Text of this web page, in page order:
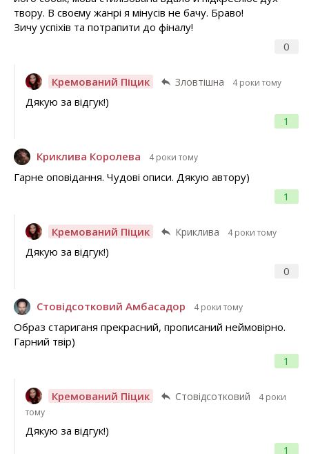
0
твору. В своєму жанрі я мінусів не бачу. Браво!
Зичу успіхів та потрапити до фіналу!
Кремований Піцик Зловтішна 4 роки тому
1
Дякую за відгук!)
Криклива Королева 4 роки тому
1
Гарне оповідання. Чудові описи. Дякую автору)
Кремований Піцик Криклива 4 роки тому
0
Дякую за відгук!)
Стовідсотковий Амбасадор 4 роки тому
1
Образ стариганя прекрасний, прописаний неймовірно.
Гарний твір)
Кремований Піцик Стовідсотковий
4 роки
тому
1
Дякую за відгук!)